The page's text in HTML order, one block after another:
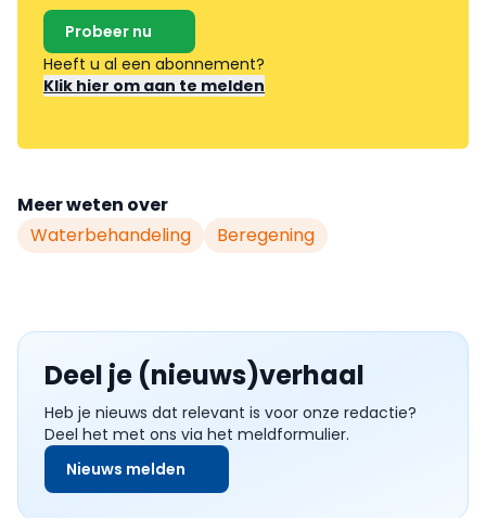
Probeer nu
Heeft u al een abonnement?
Klik hier om aan te melden
Meer weten over
Waterbehandeling
Beregening
Deel je (nieuws)verhaal
Heb je nieuws dat relevant is voor onze redactie?
Deel het met ons via het meldformulier.
Nieuws melden